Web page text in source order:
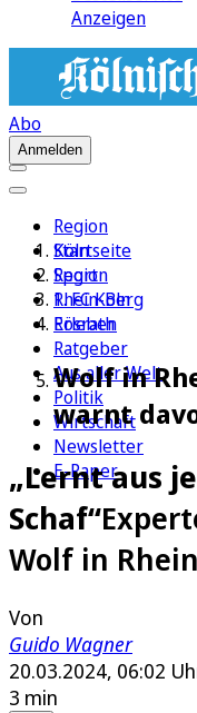
Anzeigen
Abo
Anmelden
Region
Köln
Sport
1. FC Köln
Erleben
Ratgeber
Aus aller Welt
Politik
Wirtschaft
Newsletter
E-Paper
Startseite
Region
Rhein-Berg
Rösrath
Wolf in
warnt
„Lernt aus
Schaf“
Wolf in
Von
Guido Wagner
20.03.2024, 06:02
3 min